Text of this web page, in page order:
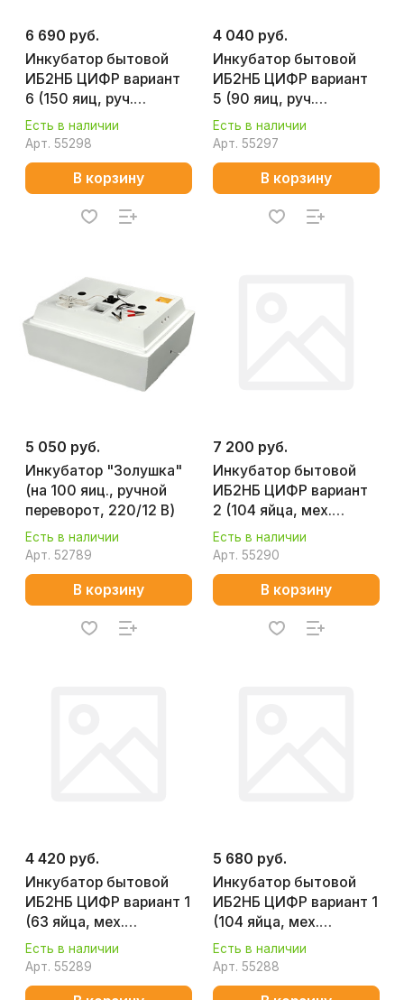
6 690 руб.
Инкубатор бытовой
ИБ2НБ ЦИФР вариант
6 (150 яиц, руч.
переворот, 220/12 В)
Есть в наличии
Арт. 55298
В корзину
4 040 руб.
Инкубатор бытовой
ИБ2НБ ЦИФР вариант
5 (90 яиц, руч.
переворот, 220 В)
Есть в наличии
Арт. 55297
В корзину
5 050 руб.
Инкубатор "Золушка"
(на 100 яиц., ручной
переворот, 220/12 В)
Есть в наличии
Арт. 52789
В корзину
7 200 руб.
Инкубатор бытовой
ИБ2НБ ЦИФР вариант
2 (104 яйца, мех.
переворот, 220/12 В)
Есть в наличии
Арт. 55290
В корзину
4 420 руб.
Инкубатор бытовой
ИБ2НБ ЦИФР вариант 1
(63 яйца, мех.
переворот, 220 В)
Есть в наличии
Арт. 55289
5 680 руб.
Инкубатор бытовой
ИБ2НБ ЦИФР вариант 1
(104 яйца, мех.
переворот, 220 В)
Есть в наличии
Арт. 55288